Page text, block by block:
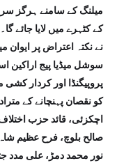
میلنگ کے سامنے ہرگز سر
کے کٹہرے میں لایا جائے
نے نکتہ اعتراض پر ایوان
سوشل میڈیا پیج اراکین
پروپیگنڈا اور کردار
کو نقصان پہنچانے کے
اچکزئی، قائد حزب
صالح بلوچ، فرح عظیم
نور محمد دمڑ، علی مدد